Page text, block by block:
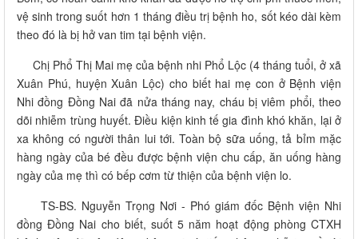
vệ sinh trong suốt hơn 1 tháng điều trị bệnh ho, sốt kéo dài kèm
theo đó là bị hở van tim tại bệnh viện.
Chị Phổ Thị Mai mẹ của bệnh nhi Phổ Lộc (4 tháng tuổi, ở xã
Xuân Phú, huyện Xuân Lộc) cho biết hai mẹ con ở Bệnh viện
Nhi đồng Đồng Nai đã nửa tháng nay, cháu bị viêm phổi, theo
dõi nhiễm trùng huyết. Điều kiện kinh tế gia đình khó khăn, lại ở
xa không có người thân lui tới. Toàn bộ sữa uống, tả bỉm mặc
hàng ngày của bé đều được bệnh viện chu cấp, ăn uống hàng
ngày của mẹ thì có bếp cơm từ thiện của bệnh viện lo.
TS-BS. Nguyễn Trọng Nơi - Phó giám đốc Bệnh viện Nhi
đồng Đồng Nai cho biết, suốt 5 năm hoạt động phòng CTXH